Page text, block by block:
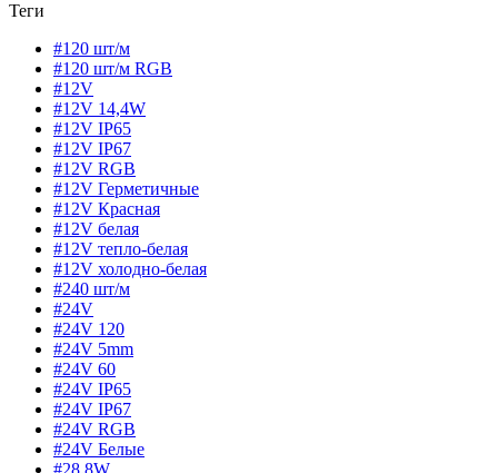
Теги
#120 шт/м
#120 шт/м RGB
#12V
#12V 14,4W
#12V IP65
#12V IP67
#12V RGB
#12V Герметичные
#12V Красная
#12V белая
#12V тепло-белая
#12V холодно-белая
#240 шт/м
#24V
#24V 120
#24V 5mm
#24V 60
#24V IP65
#24V IP67
#24V RGB
#24V Белые